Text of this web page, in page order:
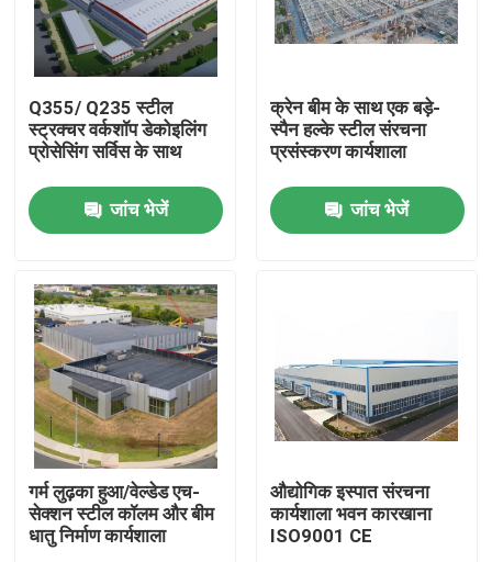
घर
उत्पादों
वीडियो
Q355/ Q235 स्टील
स्ट्रक्चर वर्कशॉप डेकोइलिंग
प्रोसेसिंग सर्विस के साथ
जांच भेजें
क्रेन बीम के साथ एक बड़े-
स्पैन हल्के स्टील संरचना
प्रसंस्करण कार्यशाला
जांच भेजें
गर्म लुढ़का हुआ/वेल्डेड एच-
सेक्शन स्टील कॉलम और बीम
धातु निर्माण कार्यशाला
औद्योगिक इस्पात संरचना
कार्यशाला भवन कारखाना
ISO9001 CE